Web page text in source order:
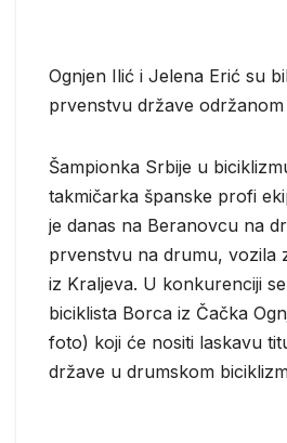
Ognjen Ilić i Jelena Erić su
prvenstvu države
Šampionka Srbije u
takmičarka španske profi
je danas na Beranovcu na
prvenstvu na drumu, vozila
iz Kraljeva. U konkurenciji
biciklista Borca iz Čačka
foto) koji će nositi laskavu
države u drumskom